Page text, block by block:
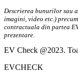
Descrierea bunurilor sau
imagini, video etc.)
contractuala din partea
prezentare.
EV Check @2023.
EVCHECK